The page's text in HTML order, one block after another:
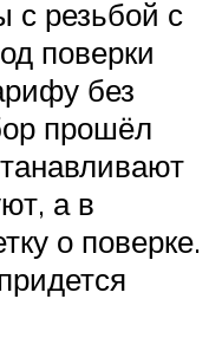
с резьбой с
поверки
без
прошёл
а в
о поверке.